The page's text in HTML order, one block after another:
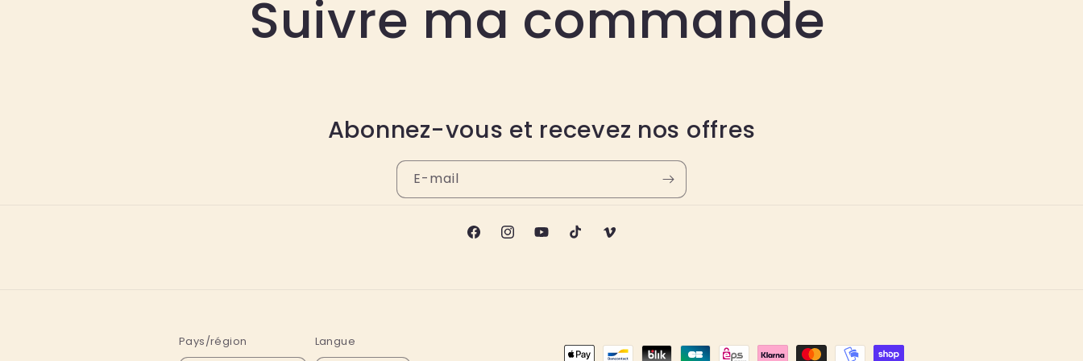
n
Suivre ma commande
Abonnez-vous et recevez nos offres
E-mail
FacebookInstagramYouTubeTikTok Vimeo
Pays/région Langue
Moyens